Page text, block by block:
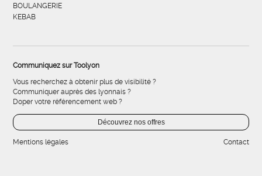
BOULANGERIE
KEBAB
Communiquez sur Toolyon
Vous recherchez à obtenir plus de visibilité ?
Communiquer auprès des lyonnais ?
Doper votre référencement web ?
Découvrez nos offres
Mentions légales Contact